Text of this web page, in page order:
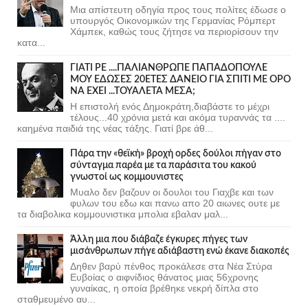
Μια απίστευτη οδηγία προς τους πολίτες έδωσε ο
υπουργός Οικονομικών της Γερμανίας Ρόμπερτ
Χάμπεκ, καθώς τους ζήτησε να περιορίσουν την
κατα...
ΓΙΑΤΙ ΡΕ ....ΠΑΛΙΑΝΘΡΩΠΕ ΠΑΠΑΔΟΠΟΥΛΕ
ΜΟΥ ΕΔΩΣΕΣ 20ΕΤΕΣ ΔΑΝΕΙΟ ΓΙΑ ΣΠΙΤΙ ΜΕ ΟΡΟ
ΝΑ ΕΧΕΙ ...ΤΟΥΑΛΕΤΑ ΜΕΣΑ;
Η επιστολή ενός Δημοκράτη,διαβάστε το μέχρι
τέλους...40 χρόνια μετά και ακόμα τυραννάς τα ....
καημένα παιδιά της νέας τάξης. Γιατί βρε άθ...
Πάρα την «θεϊκή» βροχή ορδες δούλοι πήγαν στο
σύνταγμα παρέα με τα παράσιτα του κακού
γνωστοί ως κομμουνιστες
Μυαλο δεν βαζουν οι δουλοι του Γιαχβε και των
φυλων του εδω και πανω απο 20 αιωνες ουτε με
τα διαβολικα κομμουνιστικα μπολια εβαλαν μαλ...
Άλλη μια που διάβαζε έγκυρες πήγες των
μισάνθρωπων πήγε αδιάβαστη ενώ έκανε διακοπές
Δηθεν βαρύ πένθος προκάλεσε στα Νέα Στύρα
Ευβοίας ο αιφνίδιος θάνατος μιας 56χρονης
γυναίκας, η οποία βρέθηκε νεκρή δίπλα στο
σταθμευμένο αυ...